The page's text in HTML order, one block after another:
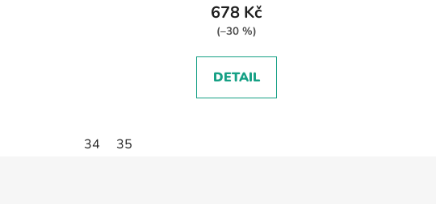
678 Kč
(–30 %)
DETAIL
34 35